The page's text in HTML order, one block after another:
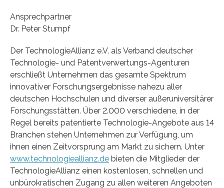
Ansprechpartner
Dr. Peter Stumpf
Der TechnologieAllianz e.V. als Verband deutscher
Technologie- und Patentverwertungs-Agenturen
erschließt Unternehmen das gesamte Spektrum
innovativer Forschungsergebnisse nahezu aller
deutschen Hochschulen und diverser außeruniversitärer
Forschungsstätten. Über 2.000 verschiedene, in der
Regel bereits patentierte Technologie-Angebote aus 14
Branchen stehen Unternehmen zur Verfügung, um
ihnen einen Zeitvorsprung am Markt zu sichern. Unter
www.technologieallianz.de bieten die Mitglieder der
TechnologieAllianz einen kostenlosen, schnellen und
unbürokratischen Zugang zu allen weiteren Angeboten